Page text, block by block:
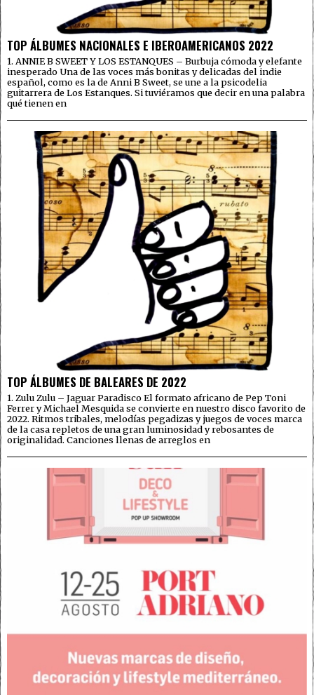
TOP ÁLBUMES NACIONALES E IBEROAMERICANOS 2022
1. ANNIE B SWEET Y LOS ESTANQUES – Burbuja cómoda y elefante
inesperado Una de las voces más bonitas y delicadas del indie
español, como es la de Anni B Sweet, se une a la psicodelia
guitarrera de Los Estanques. Si tuviéramos que decir en una palabra
qué tienen en
TOP ÁLBUMES DE BALEARES DE 2022
1. Zulu Zulu – Jaguar Paradisco El formato africano de Pep Toni
Ferrer y Michael Mesquida se convierte en nuestro disco favorito de
2022. Ritmos tribales, melodías pegadizas y juegos de voces marca
de la casa repletos de una gran luminosidad y rebosantes de
originalidad. Canciones llenas de arreglos en